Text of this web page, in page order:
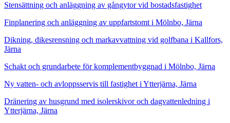
Stensättning och anläggning av gångytor vid bostadsfastighet
Finplanering och anläggning av uppfartstomt i Mölnbo, Järna
Dikning, dikesrensning och markavvattning vid golfbana i Kallfors,
Järna
Schakt och grundarbete för komplementbyggnad i Mölnbo, Järna
Ny vatten- och avloppsservis till fastighet i Ytterjärna, Järna
Dränering av husgrund med isolerskivor och dagvattenledning i
Ytterjärna, Järna